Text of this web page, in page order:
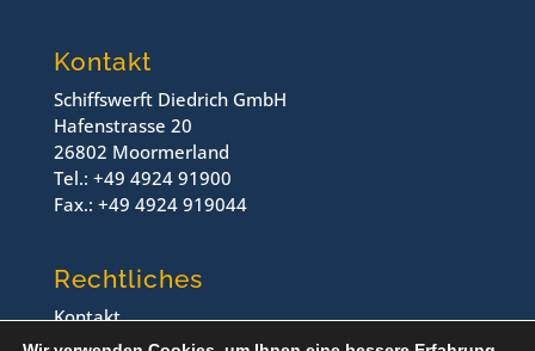
Kontakt
Schiffswerft Diedrich GmbH
Hafenstrasse 20
26802 Moormerland
Tel.: +49 4924 91900
Fax.: +49 4924 919044
Rechtliches
Kontakt
Impressum